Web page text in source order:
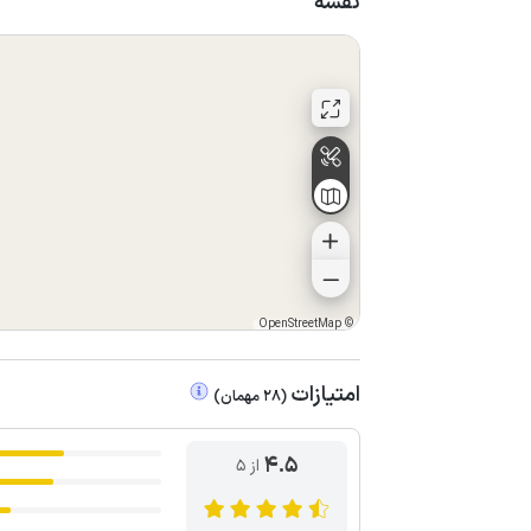
©
OpenStreetMap
امتیازات (
28مهمان)
4.5 از ۵